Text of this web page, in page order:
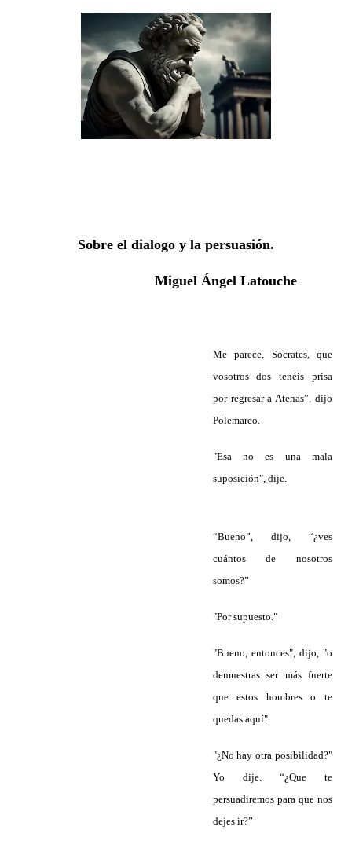
Sobre el dialogo y la persuasión.
Miguel Ángel Latouche
Me parece, Sócrates, que
vosotros dos tenéis prisa
por regresar a Atenas”, dijo
Polemarco.
"Esa no es una mala
suposición", dije.
“Bueno”, dijo, “¿ves
cuántos de nosotros
somos?”
"Por supuesto."
"Bueno, entonces", dijo, "o
demuestras ser más fuerte
que estos hombres o te
quedas aquí".
"¿No hay otra posibilidad?"
Yo dije. “¿Que te
persuadiremos para que nos
dejes ir?”